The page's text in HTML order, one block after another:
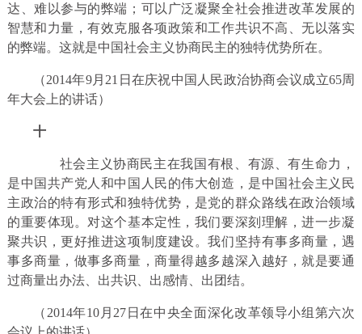
达、难以参与的弊端；可以广泛凝聚全社会推进改革发展的
智慧和力量，有效克服各项政策和工作共识不高、无以落实
的弊端。这就是中国社会主义协商民主的独特优势所在。
（2014年9月21日在庆祝中国人民政治协商会议成立65周
年大会上的讲话）
十
社会主义协商民主在我国有根、有源、有生命力，
是中国共产党人和中国人民的伟大创造，是中国社会主义民
主政治的特有形式和独特优势，是党的群众路线在政治领域
的重要体现。对这个基本定性，我们要深刻理解，进一步凝
聚共识，更好推进这项制度建设。我们坚持有事多商量，遇
事多商量，做事多商量，商量得越多越深入越好，就是要通
过商量出办法、出共识、出感情、出团结。
（2014年10月27日在中央全面深化改革领导小组第六次